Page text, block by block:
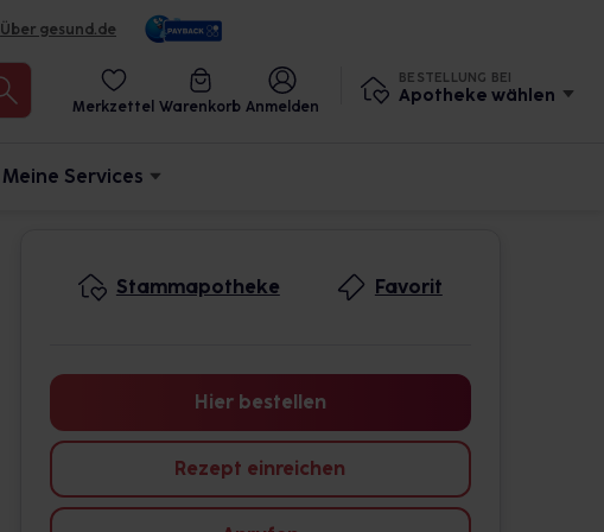
Über gesund.de
Merkzettel Warenkorb Anmelden
BESTELLUNG BEI
Apotheke wählen
Meine Services
Stammapotheke Favorit
Hier bestellen
Rezept einreichen